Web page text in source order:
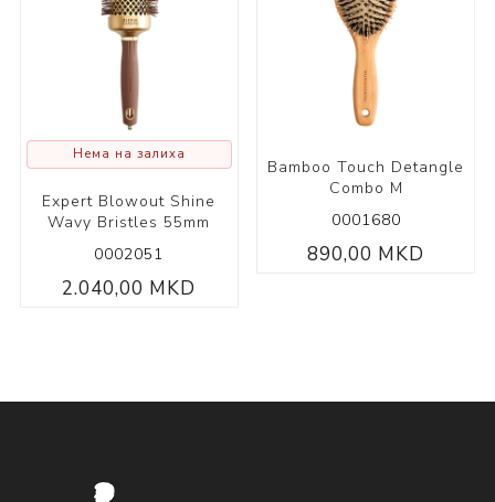
Нема на залиха
Expert Blowout Shine
Wavy Bristles 55mm
0002051
2.040,00 MKD
Bamboo Touch Detangle
Combo М
0001680
890,00 MKD